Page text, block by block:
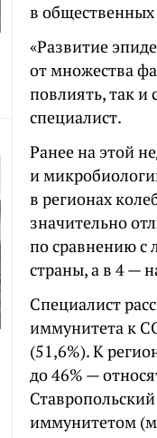
в
«Развитие
от множества
повлиять, так и
специалист.
Ранее на этой
и
в регионах
значительно
по сравнению с
страны, а в 4 —
Специалист
иммунитета к
(51,6%). К
до 46% —
иммунитетом